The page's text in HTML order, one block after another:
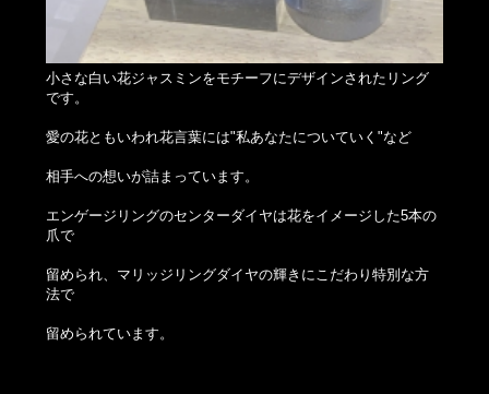
小さな白い花ジャスミンをモチーフにデザインされたリング
です。
愛の花ともいわれ花言葉には"私あなたについていく"など
相手への想いが詰まっています。
エンゲージリングのセンターダイヤは花をイメージした5本の
爪で
留められ、マリッジリングダイヤの輝きにこだわり特別な方
法で
留められています。